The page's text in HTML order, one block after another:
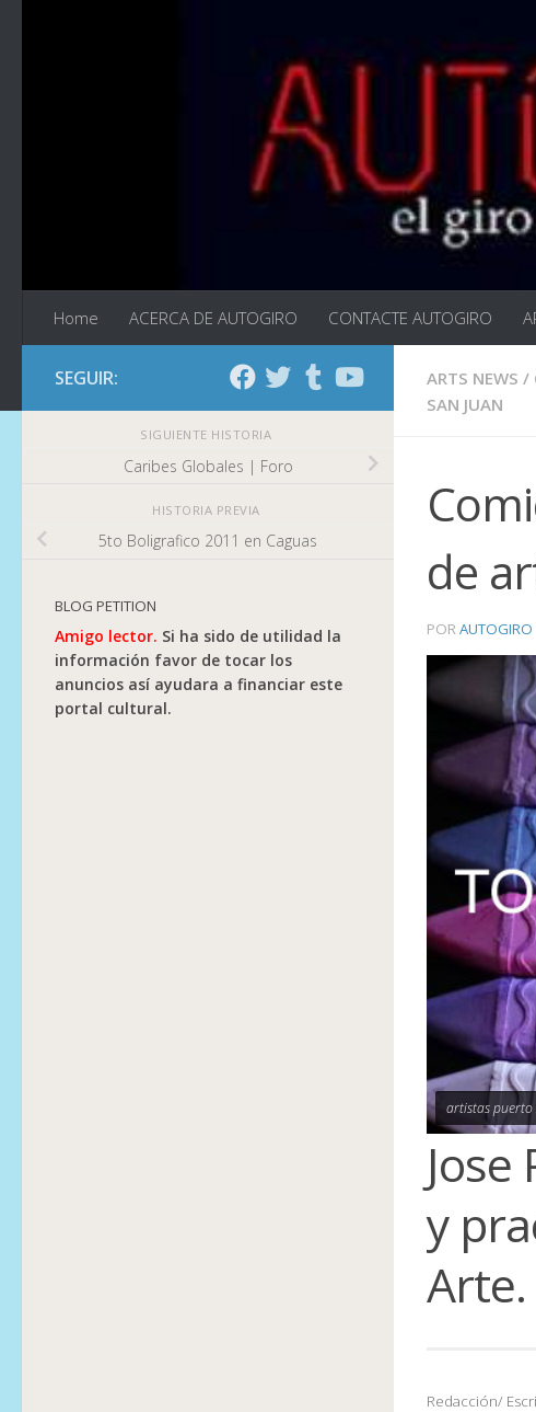
Home ACERCA DE AUTOGIRO CONTACTE AUTOGIRO
ARTS NEWS /
SAN JUAN
de
PORAUTOGIRO
artistas
y
Arte.
Redacción/
SEGUIR:
SIGUIENTE HISTORIA
Caribes Globales | Foro
HISTORIA PREVIA
5to Boligrafico 2011 en Caguas
BLOG PETITION
Amigo lector. Si ha sido de utilidad la
información favor de tocar los
anuncios así ayudara a financiar este
portal cultural.